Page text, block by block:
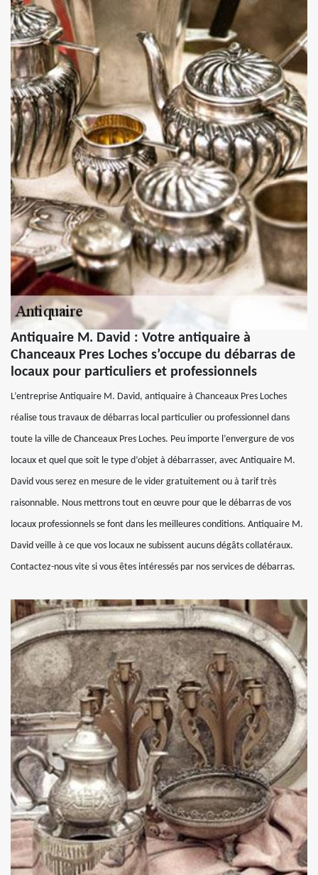
Antiquaire M. David : Votre antiquaire à
Chanceaux Pres Loches s’occupe du débarras de
locaux pour particuliers et professionnels
L’entreprise Antiquaire M. David, antiquaire à Chanceaux Pres Loches
réalise tous travaux de débarras local particulier ou professionnel dans
toute la ville de Chanceaux Pres Loches. Peu importe l’envergure de vos
locaux et quel que soit le type d’objet à débarrasser, avec Antiquaire M.
David vous serez en mesure de le vider gratuitement ou à tarif très
raisonnable. Nous mettrons tout en œuvre pour que le débarras de vos
locaux professionnels se font dans les meilleures conditions. Antiquaire M.
David veille à ce que vos locaux ne subissent aucuns dégâts collatéraux.
Contactez-nous vite si vous êtes intéressés par nos services de débarras.